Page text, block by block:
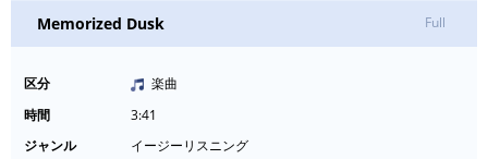
Memorized Dusk Full
区分
楽曲
時間
3:41
ジャンル
イージーリスニング